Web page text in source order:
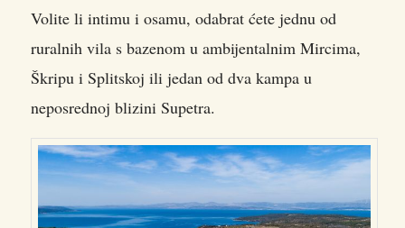
Volite li intimu i osamu, odabrat ćete jednu od
ruralnih vila s bazenom u ambijentalnim Mircima,
Škripu i Splitskoj ili jedan od dva kampa u
neposrednoj blizini Supetra.